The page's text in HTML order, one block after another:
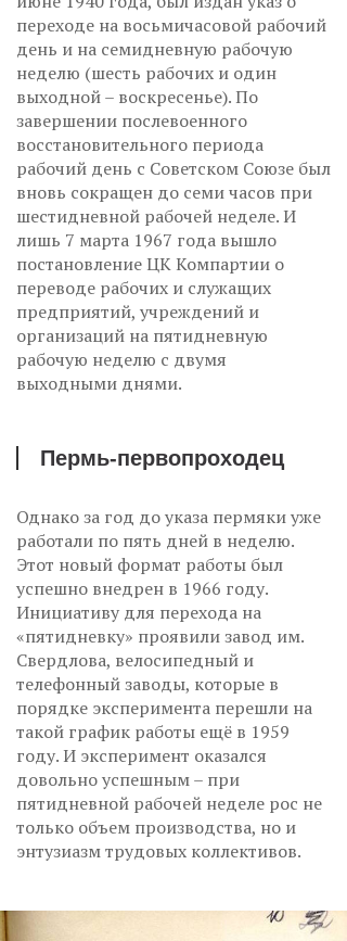
переходе на восьмичасовой рабочий
день и на семидневную рабочую
неделю (шесть рабочих и один
выходной – воскресенье). По
завершении послевоенного
восстановительного периода
рабочий день с Советском Союзе был
вновь сокращен до семи часов при
шестидневной рабочей неделе. И
лишь 7 марта 1967 года вышло
постановление ЦК Компартии о
переводе рабочих и служащих
предприятий, учреждений и
организаций на пятидневную
рабочую неделю с двумя
выходными днями.
Пермь-первопроходец
Однако за год до указа пермяки уже
работали по пять дней в неделю.
Этот новый формат работы был
успешно внедрен в 1966 году.
Инициативу для перехода на
«пятидневку» проявили завод им.
Свердлова, велосипедный и
телефонный заводы, которые в
порядке эксперимента перешли на
такой график работы ещё в 1959
году. И эксперимент оказался
довольно успешным – при
пятидневной рабочей неделе рос не
только объем производства, но и
энтузиазм трудовых коллективов.